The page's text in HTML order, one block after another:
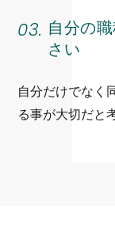
03. 自分の
さい
自分だけでなく
る事が大切だと